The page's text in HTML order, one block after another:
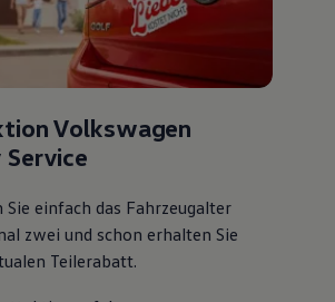
Volkswagen
Service
einfach das Fahrzeugalter
zwei und schon erhalten Sie
Teilerabatt.